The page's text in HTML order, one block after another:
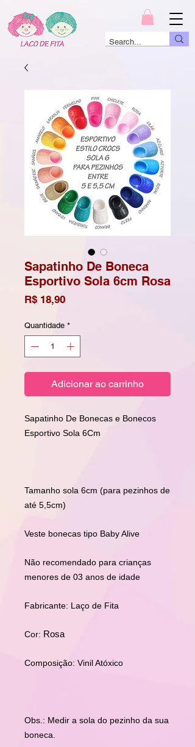
Sapatinho De Boneca
Esportivo Sola 6cm Rosa
R$ 18,90Preço
Quantidade *
Adicionar ao carrinho
Sapatinho De Bonecas e Bonecos
Esportivo Sola 6Cm
Tamanho sola 6cm (para pezinhos de
até 5,5cm)
Veste bonecas tipo Baby Alive
Não recomendado para crianças
menores de 03 anos de idade
Fabricante: Laço de Fita
Cor: Rosa
Composição: Vinil Atóxico
Obs.: Medir a sola do pezinho da sua
boneca.